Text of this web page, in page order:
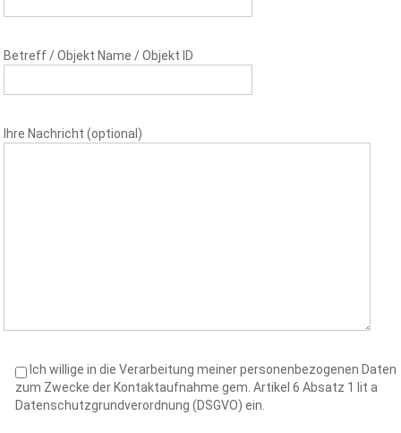
Betreff / Objekt Name / Objekt ID
Ihre Nachricht (optional)
Ich willige in die Verarbeitung meiner personenbezogenen Daten
zum Zwecke der Kontaktaufnahme gem. Artikel 6 Absatz 1 lit a
Datenschutzgrundverordnung (DSGVO) ein.